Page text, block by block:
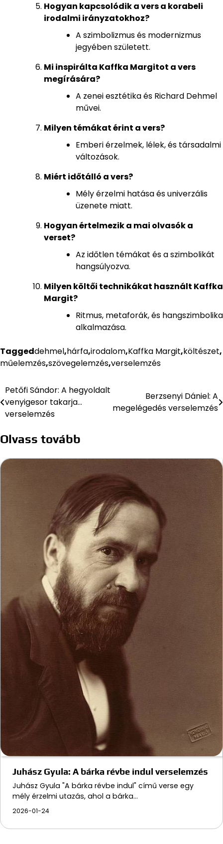
Hogyan kapcsolódik a vers a korabeli
irodalmi irányzatokhoz?
A szimbolizmus és modernizmus
jegyében született.
Mi inspirálta Kaffka Margitot a vers
megírására?
A zenei esztétika és Richard Dehmel
művei.
Milyen témákat érint a vers?
Emberi érzelmek, lélek, és társadalmi
változások.
Miért időtálló a vers?
Mély érzelmi hatása és univerzális
üzenete miatt.
Hogyan értelmezik a mai olvasók a
verset?
Az időtlen témákat és a szimbolikát
hangsúlyozva.
Milyen költői technikákat használt Kaffka
Margit?
Ritmus, metaforák, és hangszimbolika
alkalmazása.
Taggeddehmel,hárfa,irodalom,Kaffka Margit,költészet,
műelemzés,szövegelemzés,verselemzés
Bejegyzés
navigáció
Petőfi Sándor: A hegyoldalt
venyigesor takarja…
verselemzés
Berzsenyi Dániel: A
megelégedés verselemzés
Olvass tovább
Juhász Gyula: A bárka révbe indul verselemzés
Juhász Gyula "A bárka révbe indul" című verse egy
mély érzelmi utazás, ahol a bárka…
2026-01-24